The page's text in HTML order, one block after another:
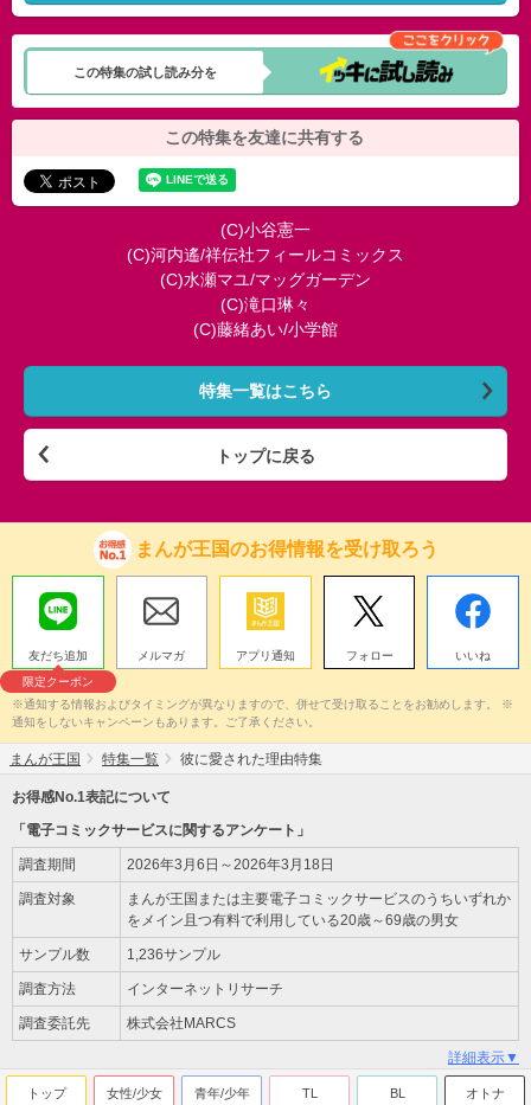
この特集の試し読み分を
この特集を友達に共有する
(C)小谷憲一
(C)河内遙/祥伝社フィールコミックス
(C)水瀬マユ/マッグガーデン
(C)滝口琳々
(C)藤緒あい/小学館
特集一覧はこちら
トップに戻る
まんが王国のお得情報を受け取ろう
友だち追加
限定クーポン
メルマガ アプリ通知 フォロー いいね
※通知する情報およびタイミングが異なりますので、併せて受け取ることをお勧めします。 ※
通知をしないキャンペーンもあります。ご了承ください。
まんが王国 特集一覧 彼に愛された理由特集
お得感No.1表記について
「電子コミックサービスに関するアンケート」
調査期間 2026年3月6日～2026年3月18日
調査対象
まんが王国または主要電子コミックサービスのうちいずれか
をメイン且つ有料で利用している20歳～69歳の男女
サンプル数 1,236サンプル
調査方法 インターネットリサーチ
調査委託先 株式会社MARCS
詳細表示▼
トップ 女性/少女 青年/少年 TL BL オトナ